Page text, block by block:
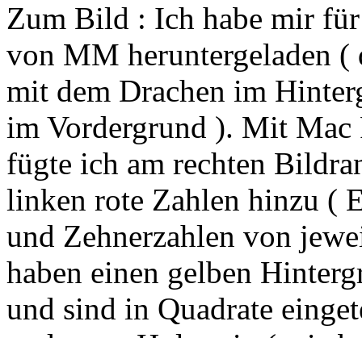
Zum Bild : Ich habe mir
von MM heruntergeladen (
mit dem Drachen im
im Vordergrund ). Mit Mac
fügte ich am rechten
linken rote Zahlen hinzu (
und Zehnerzahlen von
haben einen gelben
und sind in Quadrate